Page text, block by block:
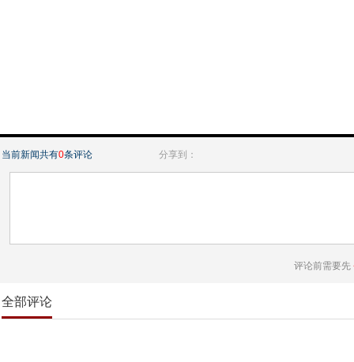
当前新闻共有0条评论 分享到：
评论前需要先
全部评论